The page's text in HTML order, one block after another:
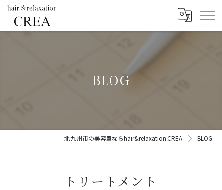
BLOG
北九州市の美容室ならhair&relaxation CREA BLOG
トリートメント